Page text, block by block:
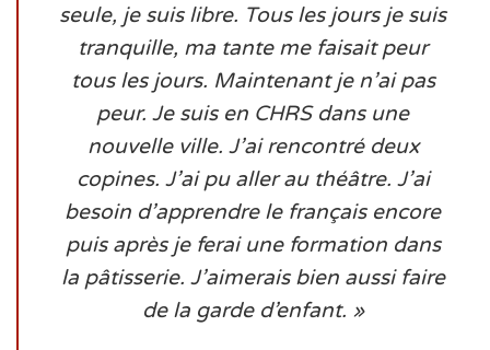
seule, je suis libre. Tous les jours je suis
tranquille, ma tante me faisait peur
tous les jours. Maintenant je n’ai pas
peur. Je suis en CHRS dans une
nouvelle ville. J’ai rencontré deux
copines. J’ai pu aller au théâtre. J’ai
besoin d’apprendre le français encore
puis après je ferai une formation dans
la pâtisserie. J’aimerais bien aussi faire
de la garde d’enfant. »